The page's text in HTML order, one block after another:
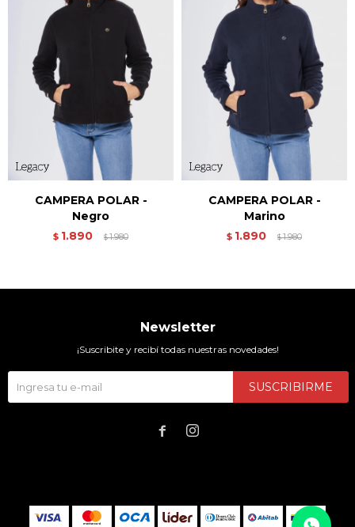
CAMPERA POLAR -
Negro
$ 1.890 $1.980
CAMPERA POLAR -
Marino
$ 1.890 $1.980
Newsletter
¡Suscribite y recibí todas nuestras novedades!
SUSCRIBIRME
 